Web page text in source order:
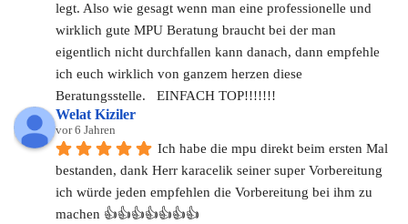
legt. Also wie gesagt wenn man eine professionelle und
wirklich gute MPU Beratung braucht bei der man
eigentlich nicht durchfallen kann danach, dann empfehle
ich euch wirklich von ganzem herzen diese
Beratungsstelle.   EINFACH TOP!!!!!!!
Welat Kiziler
vor 6 Jahren
Ich habe die mpu direkt beim ersten Mal
bestanden, dank Herr karacelik seiner super Vorbereitung
ich würde jeden empfehlen die Vorbereitung bei ihm zu
machen 👍👍👍👍👍👍👍